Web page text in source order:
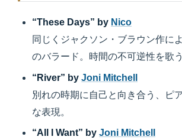
“These Days” by Nico
同じくジャクソン・ブラウン作に
のバラード。時間の不可逆性を歌う
“River” byJoni Mitchell
別れの時期に自己と向き合う、ピ
な表現。
“All I Want” byJoni Mitchell